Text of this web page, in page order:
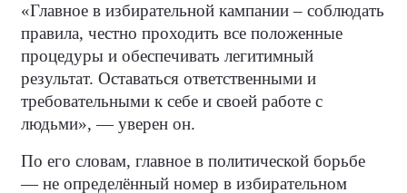
«Главное в избирательной кампании – соблюдать
правила, честно проходить все положенные
процедуры и обеспечивать легитимный
результат. Оставаться ответственными и
требовательными к себе и своей работе с
людьми», — уверен он.
По его словам, главное в политической борьбе
— не определённый номер в избирательном